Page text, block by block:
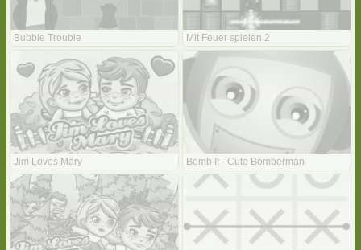
Bubble Trouble Mit Feuer spielen 2
Jim Loves Mary Bomb It - Cute Bomberman